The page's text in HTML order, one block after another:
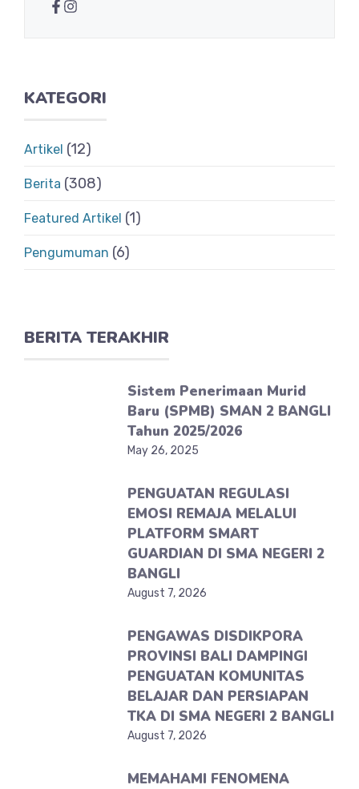
KATEGORI
Artikel (12)
Berita (308)
Featured Artikel (1)
Pengumuman (6)
BERITA TERAKHIR
Sistem Penerimaan Murid
Baru (SPMB) SMAN 2 BANGLI
Tahun 2025/2026
May 26, 2025
PENGUATAN REGULASI
EMOSI REMAJA MELALUI
PLATFORM SMART
GUARDIAN DI SMA NEGERI 2
BANGLI
August 7, 2026
PENGAWAS DISDIKPORA
PROVINSI BALI DAMPINGI
PENGUATAN KOMUNITAS
BELAJAR DAN PERSIAPAN
TKA DI SMA NEGERI 2 BANGLI
August 7, 2026
MEMAHAMI FENOMENA